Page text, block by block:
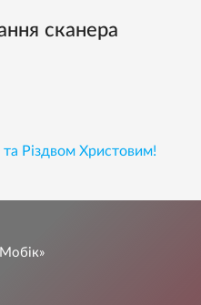
сканера
Різдвом Христовим!